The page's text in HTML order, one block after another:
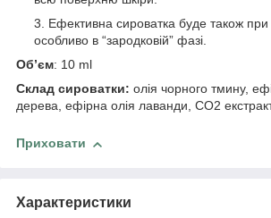
Ефективна сироватка буде також при
особливо в “зародковій” фазі.
Об’єм: 10 ml
Склад сироватки: олія чорного тмину,
дерева, ефірна олія лаванди, CO2
Приховати
Характеристики